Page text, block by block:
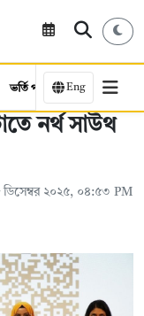
ভর্তি পরীক্ষা কর্মসংস্থান
Eng
নর্থ সাউথ
ডিসেম্বর ২০২৫, ০৪:৫৩ PM